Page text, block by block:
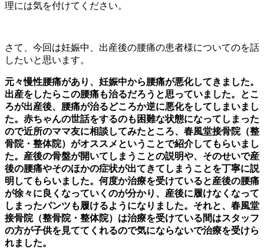
理には気を付けてください。
さて、今回は妊娠中、出産後の腰痛の患者様についてのを話
したいと思います。
元々慢性腰痛があり、妊娠中から腰痛が悪化してきました。
出産をしたらこの腰痛も治るだろうと思っていました。とこ
ろが出産後、腰痛が治るどころか逆に悪化をしてしまいまし
た。赤ちゃんの世話をするのも困難な状態になってしまった
ので近所のママ友に相談してみたところ、春風堂接骨院（整
骨院・整体院）がオススメということで紹介してもらいまし
た。産後の骨盤が開いてしまうことの説明や、そのせいで産
後の腰痛やそのほかの症状が出てきてしまうことを丁寧に説
明してもらいました。何度か治療を受けていると産後の腰痛
が徐々に良くなっていくのが分かり、産後に履けなくなって
しまったパンツも履けるようになりました。それと、春風堂
接骨院（整骨院・整体院）は治療を受けている間はスタッフ
の方が子供を見ててくれるので気にならないで治療を受けら
れました。